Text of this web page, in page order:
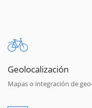
Geolocalización
Mapas o integración de